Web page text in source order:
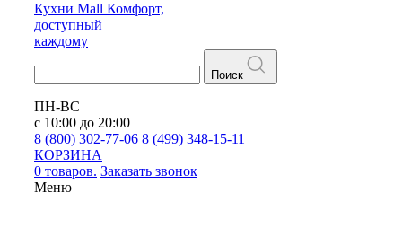
Кухни Mall Комфорт,
доступный
каждому
Поиск
ПН-ВС
с 10:00 до 20:00
8 (800) 302-77-06 8 (499) 348-15-11
КОРЗИНА
0 товаров. Заказать звонок
Меню